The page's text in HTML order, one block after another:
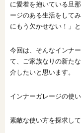
に愛着を抱いている旦
ージのある生活をして
にもう欠かせない！」
今回は、そんなインナ
て、ご家族なりの新た
介したいと思います。
インナーガレージの使
素敵な使い方を探求し